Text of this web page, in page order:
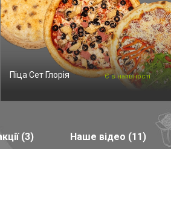
Піца Сет Глорія Є в наявності
(3) Наше відео (11)